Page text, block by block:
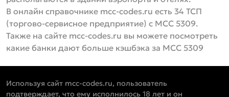
В онлайн справочнике mcc-codes.ru есть 34 ТСП
(торгово-сервисное предприятие) с MCC 5309.
Также на сайте mcc-codes.ru вы можете посмотреть
какие банки дают больше кэшбэка за MCC 5309
Используя сайт mcc-codes.ru, пользователь
подтверждает, что ему исполнилось 18 лет и он